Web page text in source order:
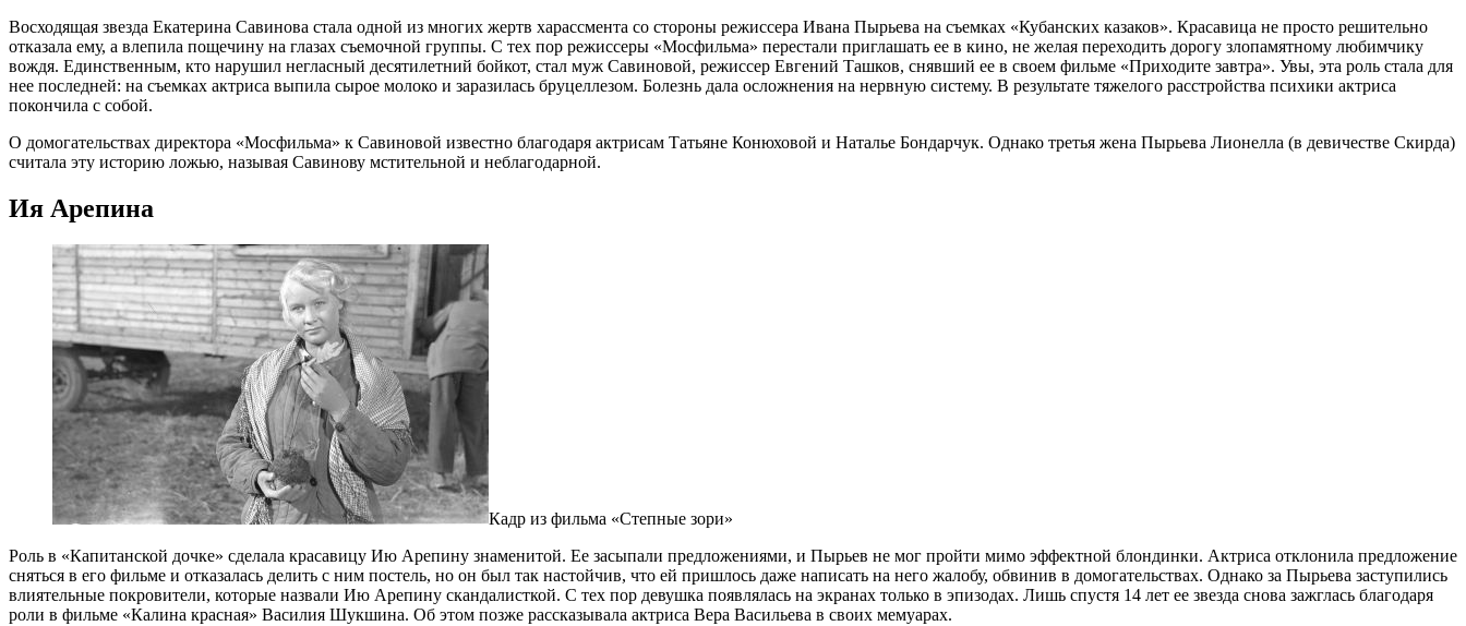
Восходящая звезда Екатерина Савинова стала одной из многих жертв харассмента со стороны режиссера Ивана Пырьева на съемках «Кубанских казаков». Красавица не просто решительно
отказала ему, а влепила пощечину на глазах съемочной группы. С тех пор режиссеры «Мосфильма» перестали приглашать ее в кино, не желая переходить дорогу злопамятному любимчику
вождя. Единственным, кто нарушил негласный десятилетний бойкот, стал муж Савиновой, режиссер Евгений Ташков, снявший ее в своем фильме «Приходите завтра». Увы, эта роль стала для
нее последней: на съемках актриса выпила сырое молоко и заразилась бруцеллезом. Болезнь дала осложнения на нервную систему. В результате тяжелого расстройства психики актриса
покончила с собой.
О домогательствах директора «Мосфильма» к Савиновой известно благодаря актрисам Татьяне Конюховой и Наталье Бондарчук. Однако третья жена Пырьева Лионелла (в девичестве Скирда)
считала эту историю ложью, называя Савинову мстительной и неблагодарной.
Ия Арепина
Кадр из фильма «Степные зори»
Роль в «Капитанской дочке» сделала красавицу Ию Арепину знаменитой. Ее засыпали предложениями, и Пырьев не мог пройти мимо эффектной блондинки. Актриса отклонила предложение
сняться в его фильме и отказалась делить с ним постель, но он был так настойчив, что ей пришлось даже написать на него жалобу, обвинив в домогательствах. Однако за Пырьева заступились
влиятельные покровители, которые назвали Ию Арепину скандалисткой. С тех пор девушка появлялась на экранах только в эпизодах. Лишь спустя 14 лет ее звезда снова зажглась благодаря
роли в фильме «Калина красная» Василия Шукшина. Об этом позже рассказывала актриса Вера Васильева в своих мемуарах.